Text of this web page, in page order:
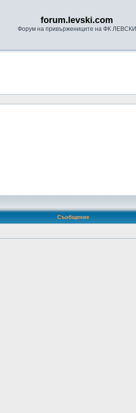
forum.levski.com
Форум на привържениците на ФК ЛЕВСКИ
Съобщение